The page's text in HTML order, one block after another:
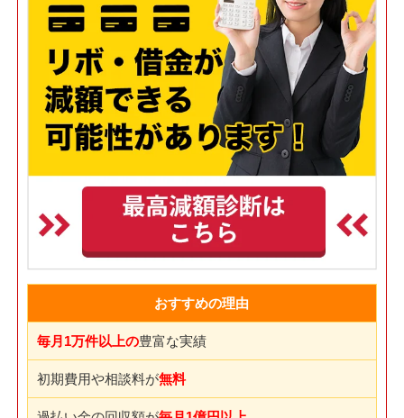
おすすめの理由
毎月1万件以上の豊富な実績
初期費用や相談料が無料